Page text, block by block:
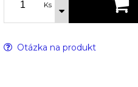
Ks
Otázka na produkt